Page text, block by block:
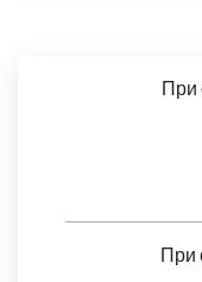
При
При